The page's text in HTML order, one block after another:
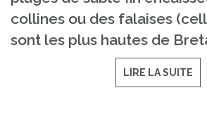
collines ou des falaises
sont les plus hautes de
LIRE LA SUITE